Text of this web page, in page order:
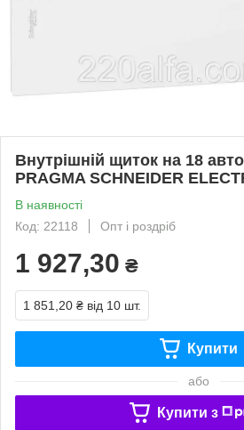
Внутрішній щиток на 18
PRAGMA SCHNEIDER
В наявності
Код: 22118
Опт і роздріб
1 927,30 ₴
1 851,20 ₴ від 10 шт.
Купити
або
Купити з